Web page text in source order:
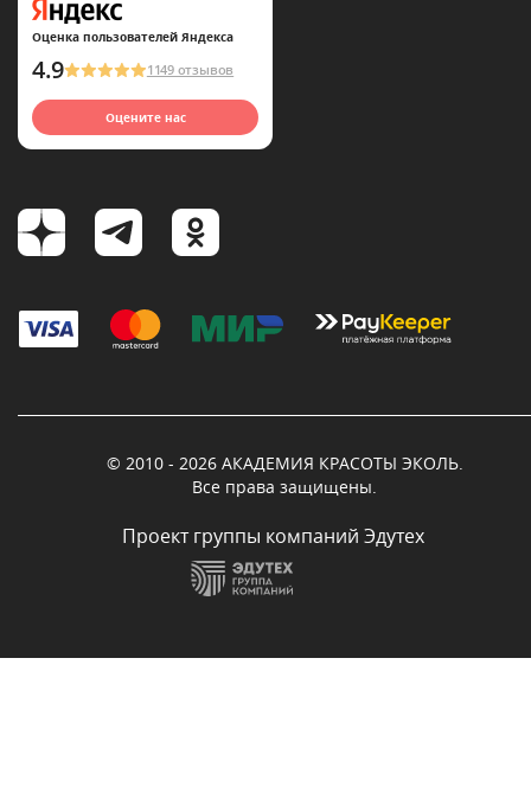
Оценка пользователей Яндекса
4.9 1149 отзывов
Оцените нас
© 2010 - 2026 АКАДЕМИЯ КРАСОТЫ ЭКОЛЬ.
Все права защищены.
Проект группы компаний Эдутех